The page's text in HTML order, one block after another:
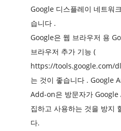
Google 디스플레이 네트워
습니다 .
Google은 웹 브라우저 용
브라우저 추가 기능 (
https://tools.google.com/
는 것이 좋습니다 . Google
Add-on은 방문자가
집하고 사용하는 것을 방지
다.